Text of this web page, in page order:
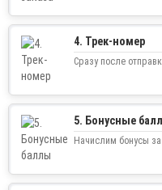
4. Трек-номер
Сразу после
5. Бонусные
Начислим бонусы